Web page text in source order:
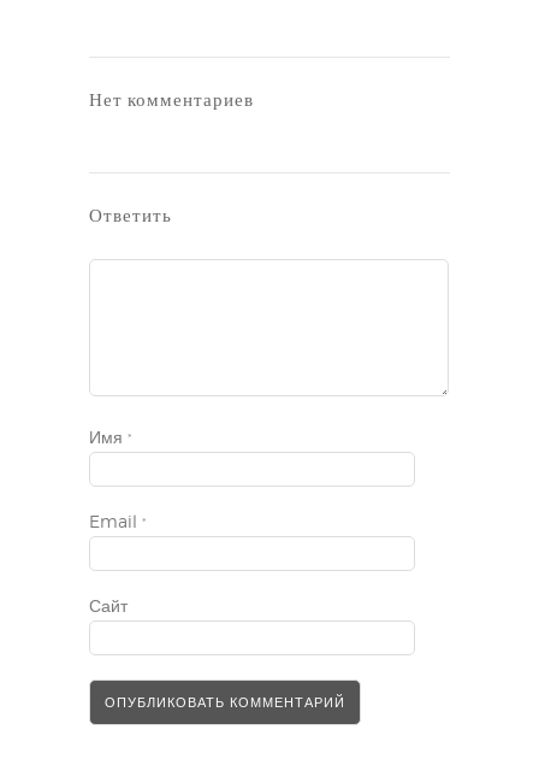
Нет комментариев
Ответить
Имя *
Email *
Сайт